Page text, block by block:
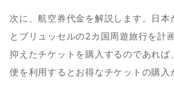
次に、航空券代金を解説します。日本
とブリュッセルの2カ国周遊旅行を計
抑えたチケットを購入するのであれ
便を利用するとお得なチケットの購入